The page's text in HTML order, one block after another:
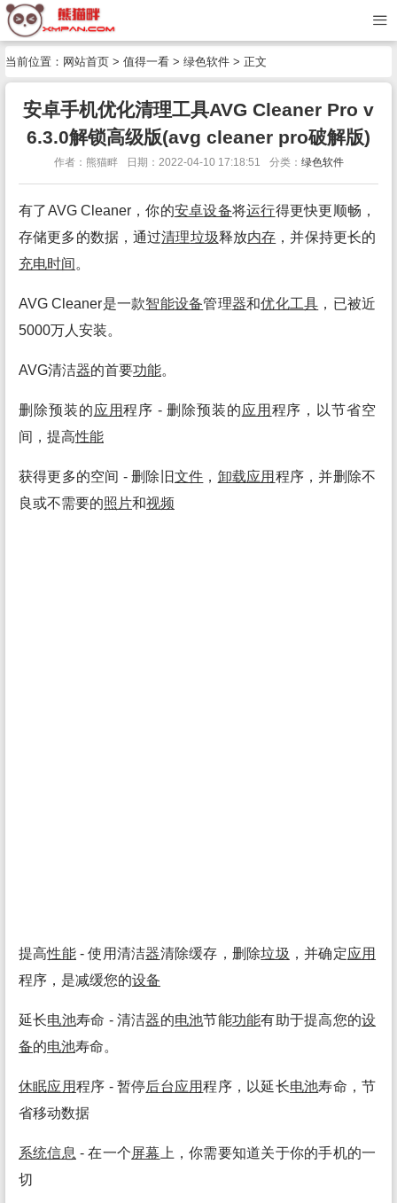
当前位置： 网站首页 > 值得一看 > 绿色软件 > 正文
安卓手机优化清理工具AVG Cleaner Pro v
6.3.0解锁高级版(avg cleaner pro破解版)
作者：熊猫畔 日期：2022-04-10 17:18:51 分类： 绿色软件
有了AVG Cleaner，你的安卓设备将运行得更快更顺畅，
存储更多的数据，通过清理垃圾释放内存 ，并保持更长的
充电时间 。
AVG Cleaner是一款智能设备管理器和优化工具 ，已被近
5000万人安装。
AVG清洁器的首要功能。
删除预装的应用程序 - 删除预装的应用 程序，以节省空
间，提高性能
获得更多的空间 - 删除旧文件 ， 卸载应用 程序，并删除不
良或不需要的照片和视频
提高性能- 使用清洁器清除缓存，删除垃圾 ，并确定应用
程序，是减缓您的设备
延长电池寿命 - 清洁器的电池节能功能有助于提高您的设
备的电池寿命。
休眠应用程序 - 暂停后台应用程序，以延长电池寿命，节
省移动数据
系统信息 - 在一个屏幕 上，你需要知道关于你的手机的一
切